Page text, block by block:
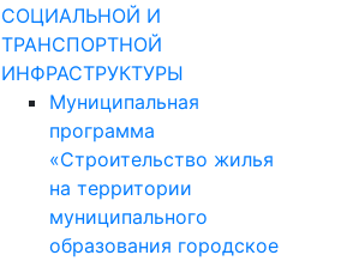
СОЦИАЛЬНОЙ И
ТРАНСПОРТНОЙ
ИНФРАСТРУКТУРЫ
Муниципальная
программа
«Строительство жилья
на территории
муниципального
образования городское